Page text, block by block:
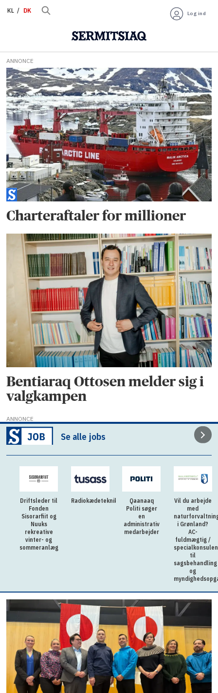
KL DK Log ind
Tag:
bentiaraq
ottosen
ANNONCE
Charteraftaler for millioner
Bentiaraq Ottosen melder sig i
valgkampen
ANNONCE
Se alle jobs
Driftsleder til
Fonden
Sisorarfiit og
Nuuks
rekreative
vinter- og
sommeranlæg
Radiokædetekniker
Qaanaaq
Politi søger
en
administrativ
medarbejder
Vil du arbejde
med
i Grønland?
AC-
fuldmægtig /
til
sagsbehandling
og